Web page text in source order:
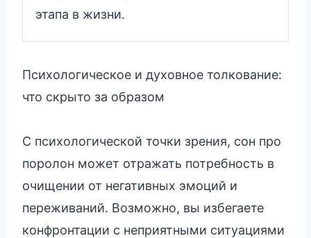
этапа в жизни.
Психологическое и духовное толкование:
что скрыто за образом
С психологической точки зрения, сон про
поролон может отражать потребность в
очищении от негативных эмоций и
переживаний. Возможно, вы избегаете
конфронтации с неприятными ситуациями